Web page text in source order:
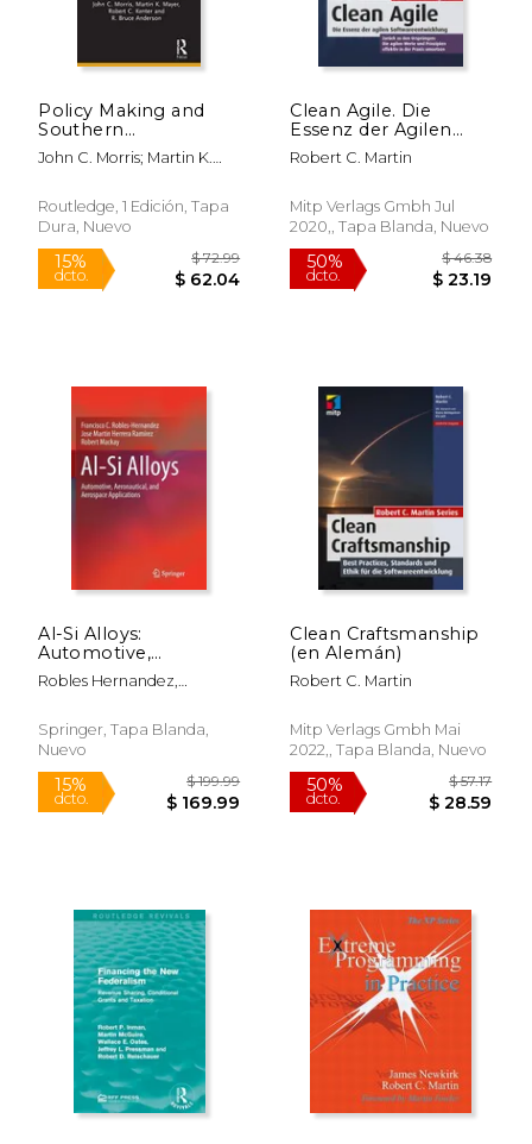
6% 15%
dcto.
Policy Making and
Southern
Distinctiveness
(Routledge Research
Administration and
Public Policy) (en
John C. Morris; Martin K.
Bruce Anderson
Routledge, 1 Edición, Tapa
Dura, Nuevo
15%
Clean Agile. Die
Essenz der Agilen
Softwareentwicklung
(en Alemán)
Robert C. Martin
Mitp Verlags Gmbh Jul
2020,, Tapa Blanda, Nuevo
50%
Al-Si Alloys:
Automotive,
Aeronautical, and
Aerospace
Inglés)
Robles Hernandez,
Ramírez, Jose Martin ;
MacKay, Robert
Springer, Tapa Blanda,
Nuevo
Clean Craftsmanship
(en Alemán)
Robert C. Martin
Mitp Verlags Gmbh Mai
2022,, Tapa Blanda, Nuevo